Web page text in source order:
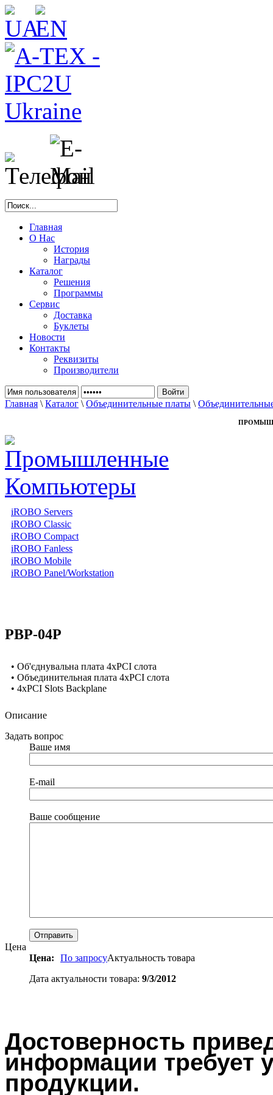
Главная
О Нас
История
Награды
Каталог
Решения
Программы
Сервис
Доставка
Буклеты
Новости
Контакты
Реквизиты
Производители
Главная \ Каталог \ Объединительные платы \
iROBO Servers
iROBO Classic
iROBO Compact
iROBO Fanless
iROBO Mobile
iROBO Panel/Workstation
PBP-04P
• Об'єднувальна плата 4xPCI слота
• Объединительная плата 4xPCI слота
• 4xPCI Slots Backplane
Описание
Задать вопрос
Ваше имя
E-mail
Ваше сообщение
Цена
Цена:
По запросуАктуальность товара
Дата актуальности товара: 9/3/2012
Достоверность
информации требует
продукции.